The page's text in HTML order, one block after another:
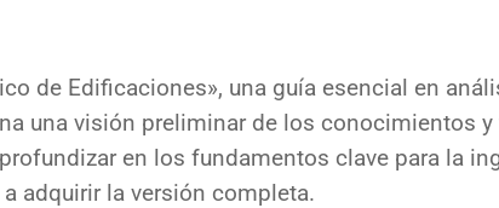
de Edificaciones», una guía esencial en
una visión preliminar de los conocimientos
en los fundamentos clave para la
adquirir la versión completa.